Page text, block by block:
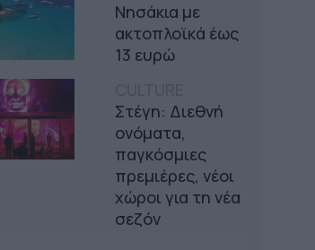
Νησάκια με
ακτοπλοϊκά έως
13 ευρώ
Στέγη: Διεθνή
ονόματα,
παγκόσμιες
πρεμιέρες, νέοι
χώροι για τη νέα
σεζόν